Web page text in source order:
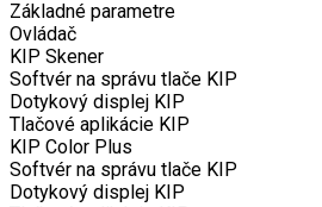
Základné parametre
Ovládač
KIP Skener
Softvér na správu tlače KIP
Dotykový displej KIP
Tlačové aplikácie KIP
KIP Color Plus
Softvér na správu tlače KIP
Dotykový displej KIP